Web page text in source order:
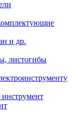
и др.
листогибы